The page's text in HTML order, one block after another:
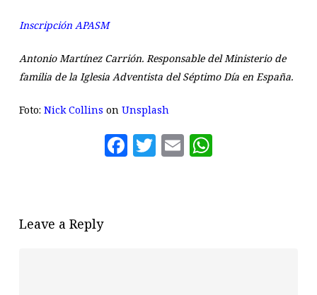
Inscripción APASM
Antonio Martínez Carrión. Responsable del Ministerio de
familia de la Iglesia Adventista del Séptimo Día en España.
Foto: Nick Collins on Unsplash
Facebook
Twitter
Email
Leave a Reply